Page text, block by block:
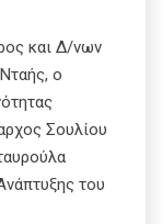
και Δ/νων
ο
Σουλίου
του